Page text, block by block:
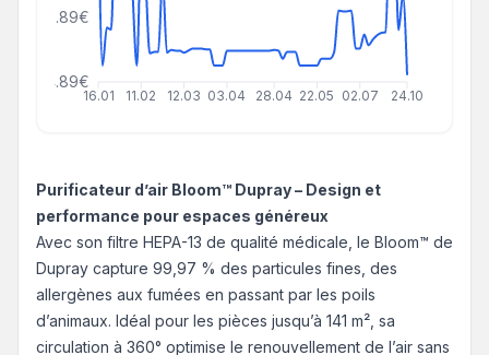
16.01 11.02 12.03 03.04 28.04 22.05 02.07 24.10
44.89€
139.89€
Purificateur d’air Bloom™ Dupray – Design et
performance pour espaces généreux
Avec son filtre HEPA-13 de qualité médicale, le Bloom™ de
Dupray capture 99,97 % des particules fines, des
allergènes aux fumées en passant par les poils
d’animaux. Idéal pour les pièces jusqu’à 141 m², sa
circulation à 360° optimise le renouvellement de l’air sans